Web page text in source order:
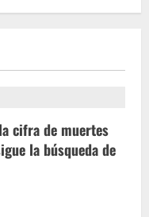
cifra de muertes
la búsqueda de